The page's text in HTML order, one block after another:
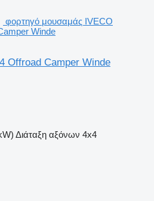
φορτηγό μουσαμάς IVECO
Winde
Offroad Camper Winde
Διάταξη αξόνων 4x4